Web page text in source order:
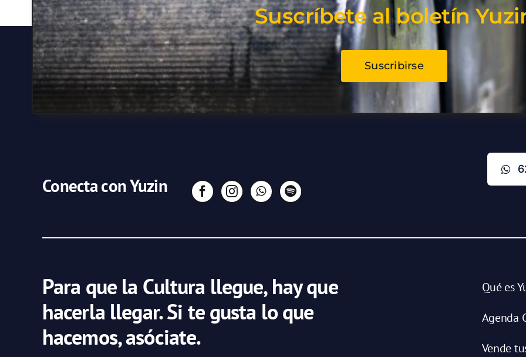
Suscríbete al boletín
Suscribirse
Conecta con Yuzin
Para que la Cultura llegue, hay que
hacerla llegar. Si te gusta lo que
hacemos, asóciate.
Qué es
Agenda
Vende